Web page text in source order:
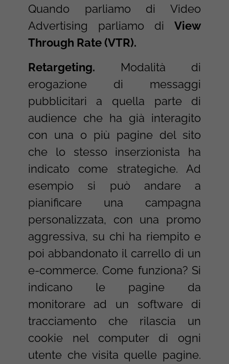
Quando parliamo di Video
Advertising parliamo diView
Through Rate (VTR).
Retargeting. Modalità di
erogazione di messaggi
pubblicitari a quella parte di
audience che ha già interagito
con una o più pagine del sito
che lo stesso inserzionista ha
indicato come strategiche. Ad
esempio si può andare a
pianificare una campagna
personalizzata, con una promo
aggressiva, su chi ha riempito e
poi abbandonato il carrello di un
e-commerce. Come funziona? Si
indicano le pagine da
monitorare ad un software di
tracciamento che rilascia un
cookie nel computer di ogni
utente che visita quelle pagine.